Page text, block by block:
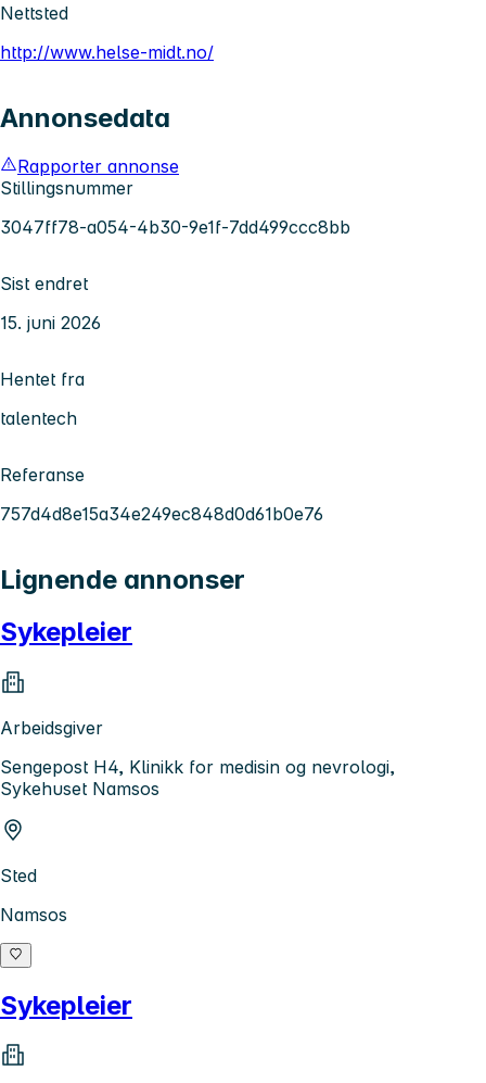
Nettsted
http://www.helse-midt.no/
Annonsedata
Rapporter annonse
Stillingsnummer
3047ff78-a054-4b30-9e1f-7dd499ccc8bb
Sist endret
15. juni 2026
Hentet fra
talentech
Referanse
757d4d8e15a34e249ec848d0d61b0e76
Lignende annonser
Sykepleier
Arbeidsgiver
Sengepost H4, Klinikk for medisin og nevrologi,
Sykehuset Namsos
Sted
Namsos
Sykepleier